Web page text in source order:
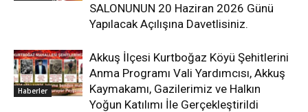
SALONUNUN 20 Haziran 2026 Günü
Yapılacak Açılışına Davetlisiniz.
Haberler
Akkuş İlçesi Kurtboğaz Köyü Şehitlerini
Anma Programı Vali Yardımcısı, Akkuş
Kaymakamı, Gazilerimiz ve Halkın
Yoğun Katılımı İle Gerçekleştirildi